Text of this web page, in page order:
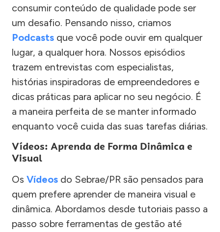
consumir conteúdo de qualidade pode ser
um desafio. Pensando nisso, criamos
Podcasts que você pode ouvir em qualquer
lugar, a qualquer hora. Nossos episódios
trazem entrevistas com especialistas,
histórias inspiradoras de empreendedores e
dicas práticas para aplicar no seu negócio. É
a maneira perfeita de se manter informado
enquanto você cuida das suas tarefas diárias.
Vídeos: Aprenda de Forma Dinâmica e
Visual
Os Vídeos do Sebrae/PR são pensados para
quem prefere aprender de maneira visual e
dinâmica. Abordamos desde tutoriais passo a
passo sobre ferramentas de gestão até